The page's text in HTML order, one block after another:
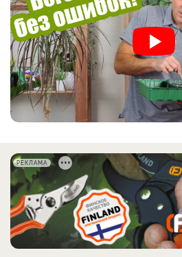
РЕКЛАМА